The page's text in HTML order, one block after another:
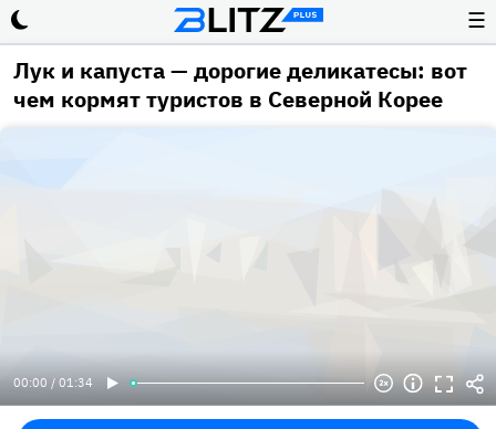
☰
Лук и капуста — дорогие деликатесы: вот
чем кормят туристов в Северной Корее
00:00 / 01:34